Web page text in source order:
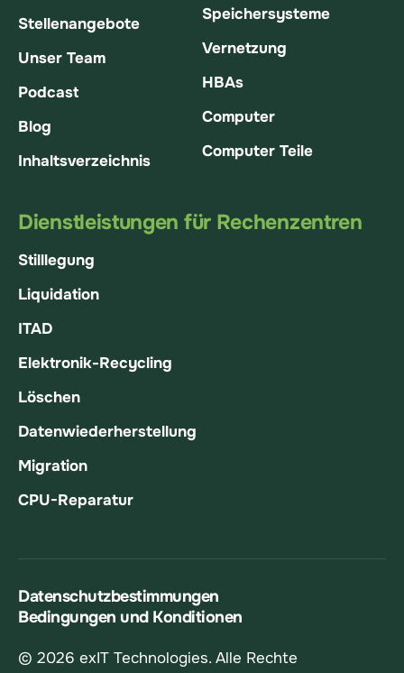
Stellenangebote
Unser Team
Podcast
Blog
Inhaltsverzeichnis
Speichersysteme
Vernetzung
HBAs
Computer
Computer Teile
Dienstleistungen für Rechenzentren
Stilllegung
Liquidation
ITAD
Elektronik-Recycling
Löschen
Datenwiederherstellung
Migration
CPU-Reparatur
© 2026 exIT Technologies. Alle Rechte
Datenschutzbestimmungen
Bedingungen und Konditionen